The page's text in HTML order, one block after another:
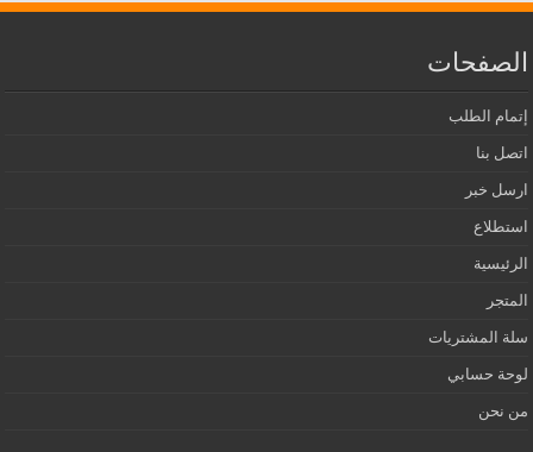
الصفحات
إتمام الطلب
اتصل بنا
ارسل خبر
استطلاع
الرئيسية
المتجر
سلة المشتريات
لوحة حسابي
من نحن